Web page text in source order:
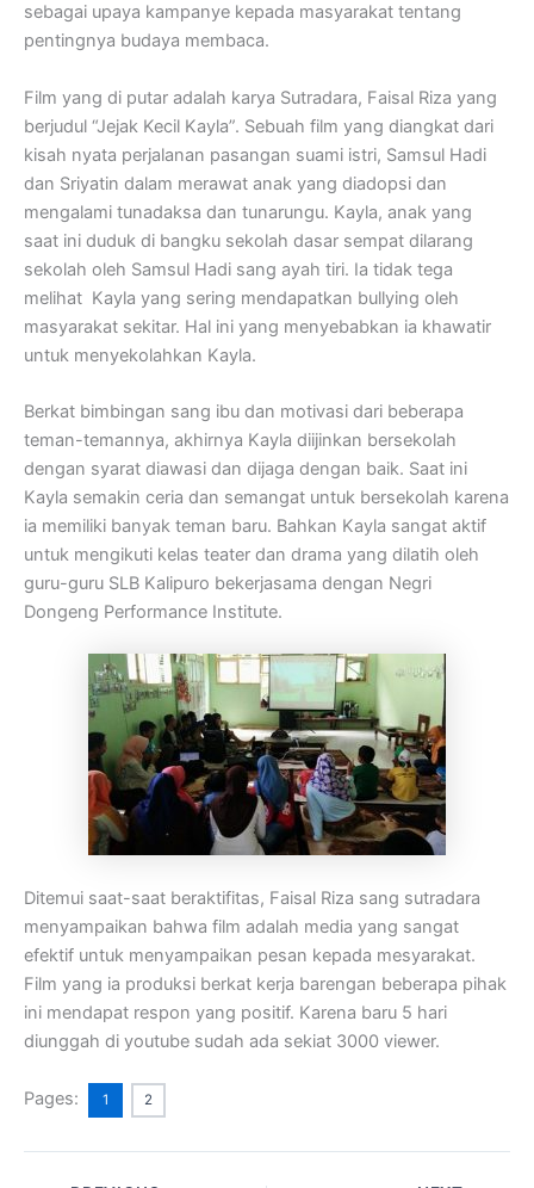
sebagai upaya kampanye kepada masyarakat tentang
pentingnya budaya membaca.
Film yang di putar adalah karya Sutradara, Faisal Riza yang
berjudul “Jejak Kecil Kayla”. Sebuah film yang diangkat dari
kisah nyata perjalanan pasangan suami istri, Samsul Hadi
dan Sriyatin dalam merawat anak yang diadopsi dan
mengalami tunadaksa dan tunarungu. Kayla, anak yang
saat ini duduk di bangku sekolah dasar sempat dilarang
sekolah oleh Samsul Hadi sang ayah tiri. Ia tidak tega
melihat Kayla yang sering mendapatkan bullying oleh
masyarakat sekitar. Hal ini yang menyebabkan ia khawatir
untuk menyekolahkan Kayla.
Berkat bimbingan sang ibu dan motivasi dari beberapa
teman-temannya, akhirnya Kayla diijinkan bersekolah
dengan syarat diawasi dan dijaga dengan baik. Saat ini
Kayla semakin ceria dan semangat untuk bersekolah karena
ia memiliki banyak teman baru. Bahkan Kayla sangat aktif
untuk mengikuti kelas teater dan drama yang dilatih oleh
guru-guru SLB Kalipuro bekerjasama dengan Negri
Dongeng Performance Institute.
Ditemui saat-saat beraktifitas, Faisal Riza sang sutradara
menyampaikan bahwa film adalah media yang sangat
efektif untuk menyampaikan pesan kepada mesyarakat.
Film yang ia produksi berkat kerja barengan beberapa pihak
ini mendapat respon yang positif. Karena baru 5 hari
diunggah di youtube sudah ada sekiat 3000 viewer.
Pages: 1 2